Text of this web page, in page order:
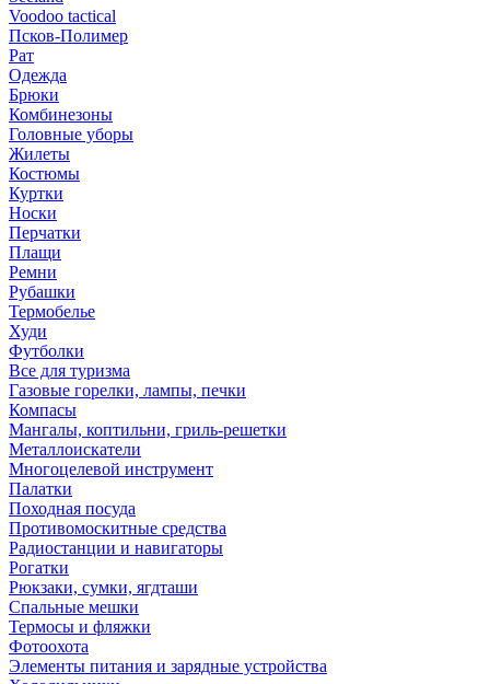
Voodoo tactical
Псков-Полимер
Рат
Одежда
Брюки
Комбинезоны
Головные уборы
Жилеты
Костюмы
Куртки
Носки
Перчатки
Плащи
Ремни
Рубашки
Термобелье
Худи
Футболки
Все для туризма
Газовые горелки, лампы, печки
Компасы
Мангалы, коптильни, гриль-решетки
Металлоискатели
Многоцелевой инструмент
Палатки
Походная посуда
Противомоскитные средства
Радиостанции и навигаторы
Рогатки
Рюкзаки, сумки, ягдташи
Спальные мешки
Термосы и фляжки
Фотоохота
Элементы питания и зарядные устройства